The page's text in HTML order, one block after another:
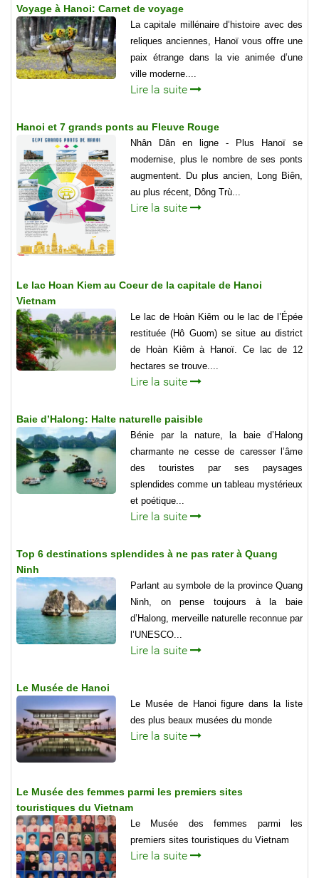
Voyage à Hanoi: Carnet de voyage
La capitale millénaire d’histoire avec des
reliques anciennes, Hanoï vous offre une
paix étrange dans la vie animée d’une
ville moderne....
Lire la suite
Hanoi et 7 grands ponts au Fleuve Rouge
Nhân Dân en ligne - Plus Hanoï se
modernise, plus le nombre de ses ponts
augmentent. Du plus ancien, Long Biên,
au plus récent, Dông Trù...
Lire la suite
Le lac Hoan Kiem au Coeur de la capitale de Hanoi
Vietnam
Le lac de Hoàn Kiêm ou le lac de l’Épée
restituée (Hô Guom) se situe au district
de Hoàn Kiêm à Hanoï. Ce lac de 12
hectares se trouve....
Lire la suite
Baie d’Halong: Halte naturelle paisible
Bénie par la nature, la baie d’Halong
charmante ne cesse de caresser l’âme
des touristes par ses paysages
splendides comme un tableau mystérieux
et poétique...
Lire la suite
Top 6 destinations splendides à ne pas rater à Quang
Ninh
Parlant au symbole de la province Quang
Ninh, on pense toujours à la baie
d’Halong, merveille naturelle reconnue par
l’UNESCO...
Lire la suite
Le Musée de Hanoi
Le Musée de Hanoi figure dans la liste
des plus beaux musées du monde
Lire la suite
Le Musée des femmes parmi les premiers sites
touristiques du Vietnam
Le Musée des femmes parmi les
premiers sites touristiques du Vietnam
Lire la suite